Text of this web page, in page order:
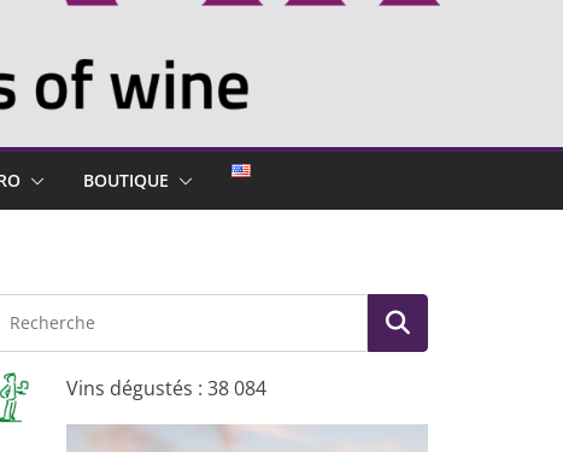
BOUTIQUE
Vins dégustés : 38 084